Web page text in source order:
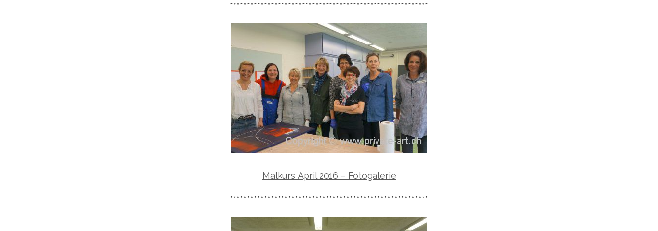
**********************************************************
Malkurs April 2016 – Fotogalerie
**********************************************************